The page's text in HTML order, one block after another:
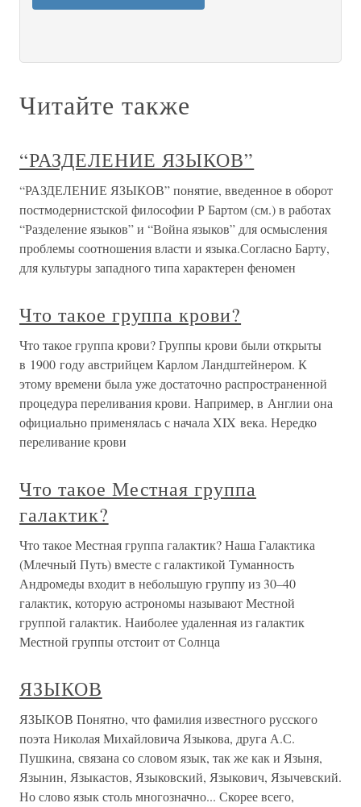
Читайте также
“РАЗДЕЛЕНИЕ ЯЗЫКОВ”
“РАЗДЕЛЕНИЕ ЯЗЫКОВ” понятие, введенное в оборот
постмодернистской философии Р Бартом (см.) в работах
“Разделение языков” и “Война языков” для осмысления
проблемы соотношения власти и языка.Согласно Барту,
для культуры западного типа характерен феномен
Что такое группа крови?
Что такое группа крови? Группы крови были открыты
в 1900 году австрийцем Карлом Ландштейнером. К
этому времени была уже достаточно распространенной
процедура переливания крови. Например, в Англии она
официально применялась с начала XIX века. Нередко
переливание крови
Что такое Местная группа
галактик?
Что такое Местная группа галактик? Наша Галактика
(Млечный Путь) вместе с галактикой Туманность
Андромеды входит в небольшую группу из 30–40
галактик, которую астрономы называют Местной
группой галактик. Наиболее удаленная из галактик
Местной группы отстоит от Солнца
ЯЗЫКОВ
ЯЗЫКОВ Понятно, что фамилия известного русского
поэта Николая Михайловича Языкова, друга А.С.
Пушкина, связана со словом язык, так же как и Языня,
Язынин, Языкастов, Языковский, Языкович, Язычевский.
Но слово язык столь многозначно... Скорее всего,